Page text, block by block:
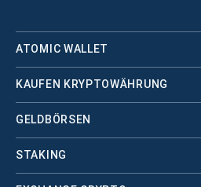
ATOMIC WALLET
KAUFEN KRYPTOWÄHRUNG
GELDBÖRSEN
STAKING